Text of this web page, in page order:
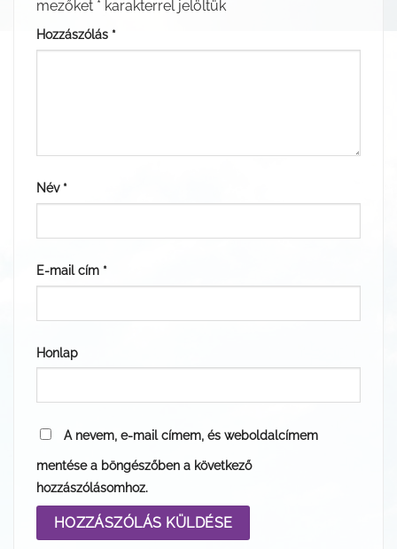
mezőket * karakterrel jelöltük
Hozzászólás *
Név *
E-mail cím *
Honlap
A nevem, e-mail címem, és weboldalcímem
mentése a böngészőben a következő
hozzászólásomhoz.